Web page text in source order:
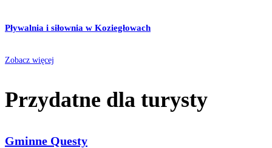
Pływalnia i siłownia w Koziegłowach
Zobacz więcej
Przydatne dla turysty
Gminne Questy